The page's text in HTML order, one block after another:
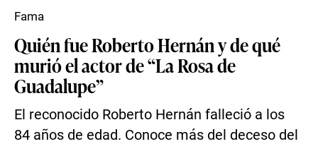
Quién fue Roberto Hernán y de qué
murió el actor de “La Rosa de
Guadalupe”
El reconocido Roberto Hernán falleció a los
84 años de edad. Conoce más del deceso del
Fama